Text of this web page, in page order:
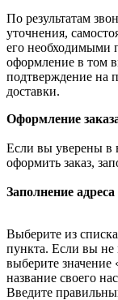
По результатам
уточнения,
его необходимыми
оформление в том
подтверждение на
доставки.
Оформление
Если вы уверены в
оформить заказ,
Заполнение адреса
Выберите из
пункта. Если вы не
выберите
название своего
Введите